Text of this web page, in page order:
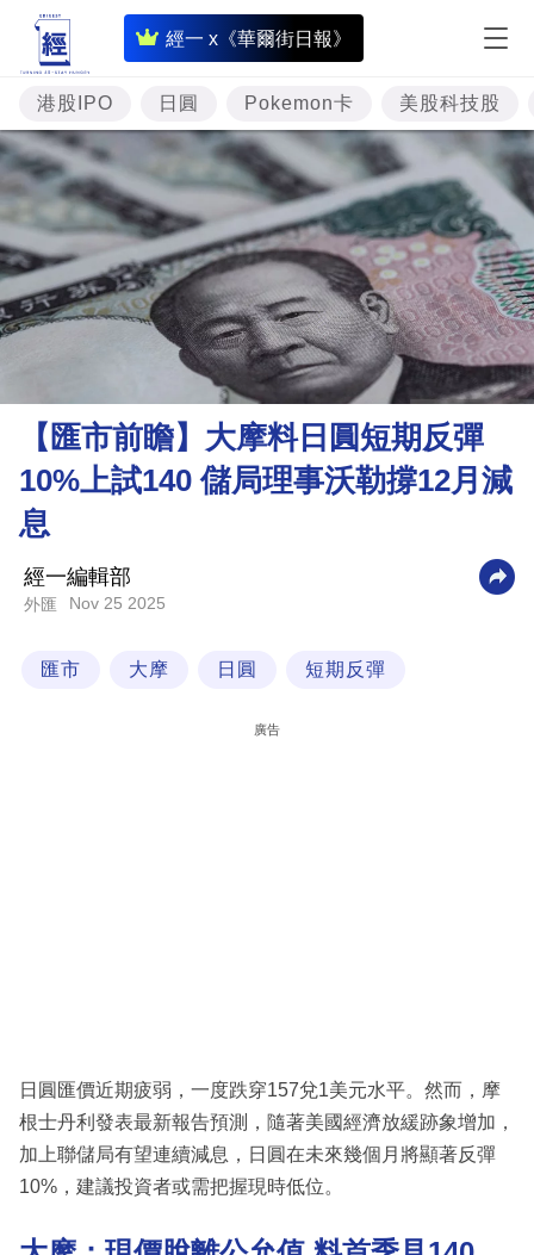
經一 x《華爾街日報》
即
時
財
經
題
投
資
樓
理
財
商
技
場
港股IPO 日圓 Pokemon卡 美股科技股
【匯市前瞻】大摩料日圓短期反彈
10%上試140 儲局理事沃勒撐12月減
息
經一編輯部
外匯 Nov 25 2025
匯市 大摩 日圓 短期反彈
廣告
日圓匯價近期疲弱，一度跌穿157兌1美元水平。然而，摩
根士丹利發表最新報告預測，隨著美國經濟放緩跡象增加，
加上聯儲局有望連續減息，日圓在未來幾個月將顯著反彈
10%，建議投資者或需把握現時低位。